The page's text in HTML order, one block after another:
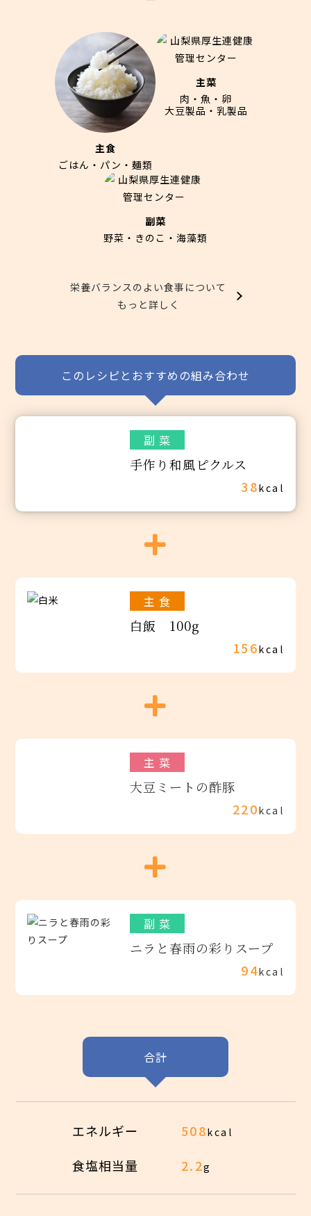
主食
ごはん・パン・麺類
主菜
肉・魚・卵
大豆製品・乳製品
副菜
野菜・きのこ・海藻類
栄養バランスのよい食事について
もっと詳しく
このレシピとおすすめの組み合わせ
副 菜
手作り和風ピクルス
38kcal
主 食
白飯 100g
156kcal
主 菜
大豆ミートの酢豚
220kcal
副 菜
ニラと春雨の彩りスープ
94kcal
合計
エネルギー 508kcal
食塩相当量 2.2g